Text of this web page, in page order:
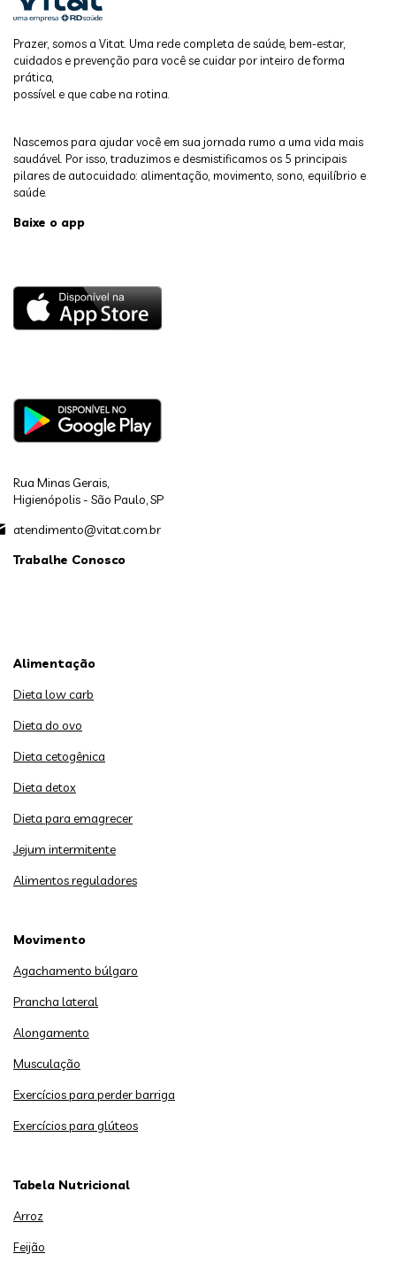
Prazer, somos a Vitat. Uma rede completa de saúde, bem-estar,
cuidados e prevenção para você se cuidar por inteiro de forma
prática,
possível e que cabe na rotina.
Nascemos para ajudar você em sua jornada rumo a uma vida mais
saudável. Por isso, traduzimos e desmistificamos os 5 principais
pilares de autocuidado: alimentação, movimento, sono, equilíbrio e
saúde.
Baixe o app
Rua Minas Gerais,
Higienópolis - São Paulo, SP
atendimento@vitat.com.br
Trabalhe Conosco
Alimentação
Dieta low carb
Dieta do ovo
Dieta cetogênica
Dieta detox
Dieta para emagrecer
Jejum intermitente
Alimentos reguladores
Movimento
Agachamento búlgaro
Prancha lateral
Alongamento
Musculação
Exercícios para perder barriga
Exercícios para glúteos
Tabela Nutricional
Arroz
Feijão